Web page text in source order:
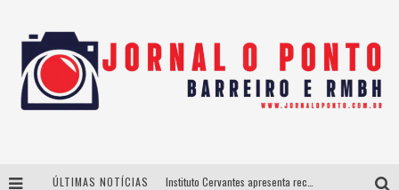
ÚLTIMAS NOTÍCIAS